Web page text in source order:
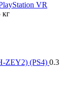
VR
кг
ZEY2) (PS4) 0.3